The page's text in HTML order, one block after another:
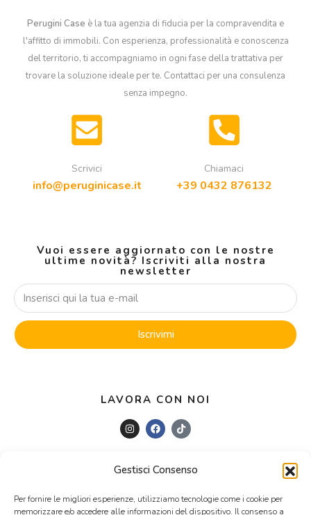
Gestisci Consenso
Per fornire le migliori esperienze, utilizziamo tecnologie come i cookie per
memorizzare e/o accedere alle informazioni del dispositivo. Il consenso a
Perugini Case è la tua agenzia di fiducia per la compravendita e
l'affitto di immobili. Con esperienza, professionalità e conoscenza
del territorio, ti accompagniamo in ogni fase della trattativa per
trovare la soluzione ideale per te. Contattaci per una consulenza
senza impegno.
Scrivici
info@peruginicase.it
Chiamaci
+39 0432 876132
Vuoi essere aggiornato con le nostre
ultime novità? Iscriviti alla nostra
newsletter
Iscrivimi
LAVORA CON NOI
© PERUGINICASE SRL Via Grazzano 51, Udine (UD) +39
0432876132 info@peruginicase.it P.IVA e C.F 03078280306 -Privacy
policy